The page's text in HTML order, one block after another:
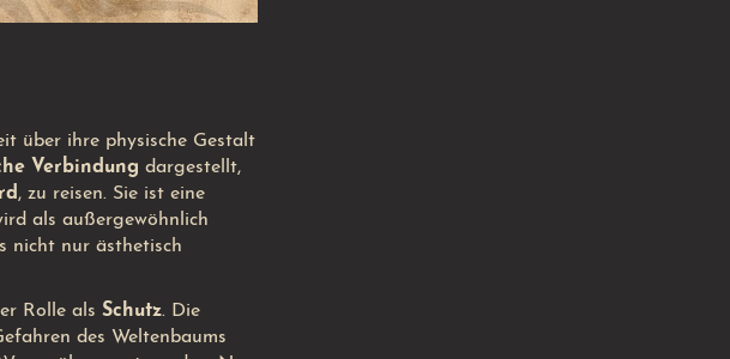
über ihre physische Gestalt
Verbindung dargestellt,
, zu reisen. Sie ist eine
als außergewöhnlich
nicht nur ästhetisch
Rolle als Schutz. Die
des Weltenbaums